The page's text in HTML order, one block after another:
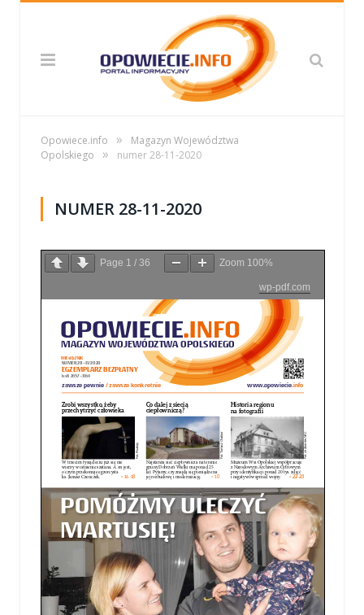
Opowiece.info »
Magazyn Województwa
Opolskiego
» numer 28-11-2020
NUMER 28-11-2020
Page 1 / 36 Zoom 100%
wp-pdf.com